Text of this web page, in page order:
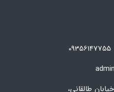
طالقانی،